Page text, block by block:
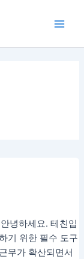
녕하세요. 테친입
기 위한 필수 도구
무가 확산되면서